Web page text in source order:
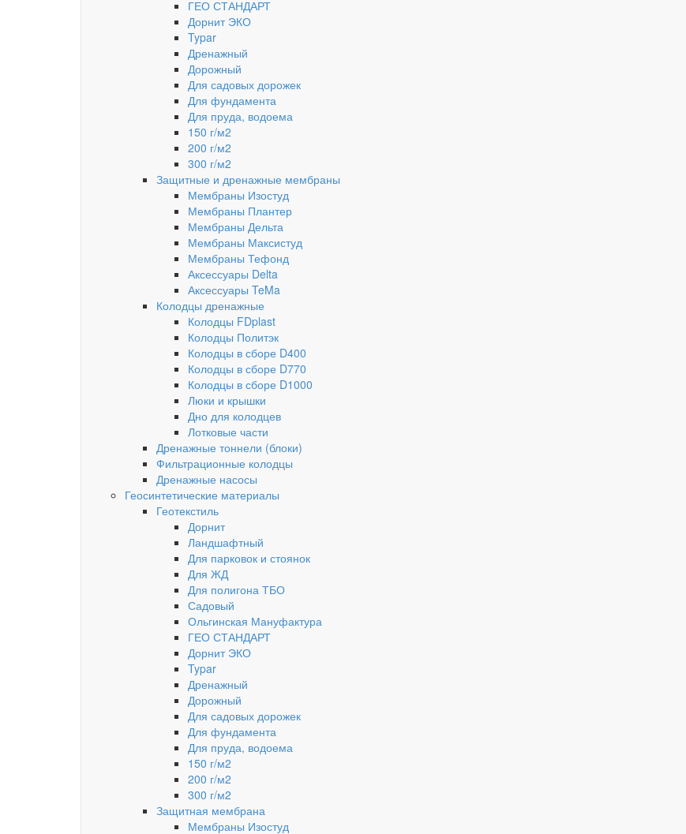
ГЕО СТАНДАРТ
Дорнит ЭКО
Typar
Дренажный
Дорожный
Для садовых дорожек
Для фундамента
Для пруда, водоема
150 г/м2
200 г/м2
300 г/м2
Защитные и дренажные мембраны
Мембраны Изостуд
Мембраны Плантер
Мембраны Дельта
Мембраны Максистуд
Мембраны Тефонд
Аксессуары Delta
Аксессуары TeMa
Колодцы дренажные
Колодцы FDplast
Колодцы Политэк
Колодцы в сборе D400
Колодцы в сборе D770
Колодцы в сборе D1000
Люки и крышки
Дно для колодцев
Лотковые части
Дренажные тоннели (блоки)
Фильтрационные колодцы
Дренажные насосы
Геосинтетические материалы
Геотекстиль
Дорнит
Ландшафтный
Для парковок и стоянок
Для ЖД
Для полигона ТБО
Садовый
Ольгинская Мануфактура
ГЕО СТАНДАРТ
Дорнит ЭКО
Typar
Дренажный
Дорожный
Для садовых дорожек
Для фундамента
Для пруда, водоема
150 г/м2
200 г/м2
300 г/м2
Защитная мембрана
Мембраны Изостуд